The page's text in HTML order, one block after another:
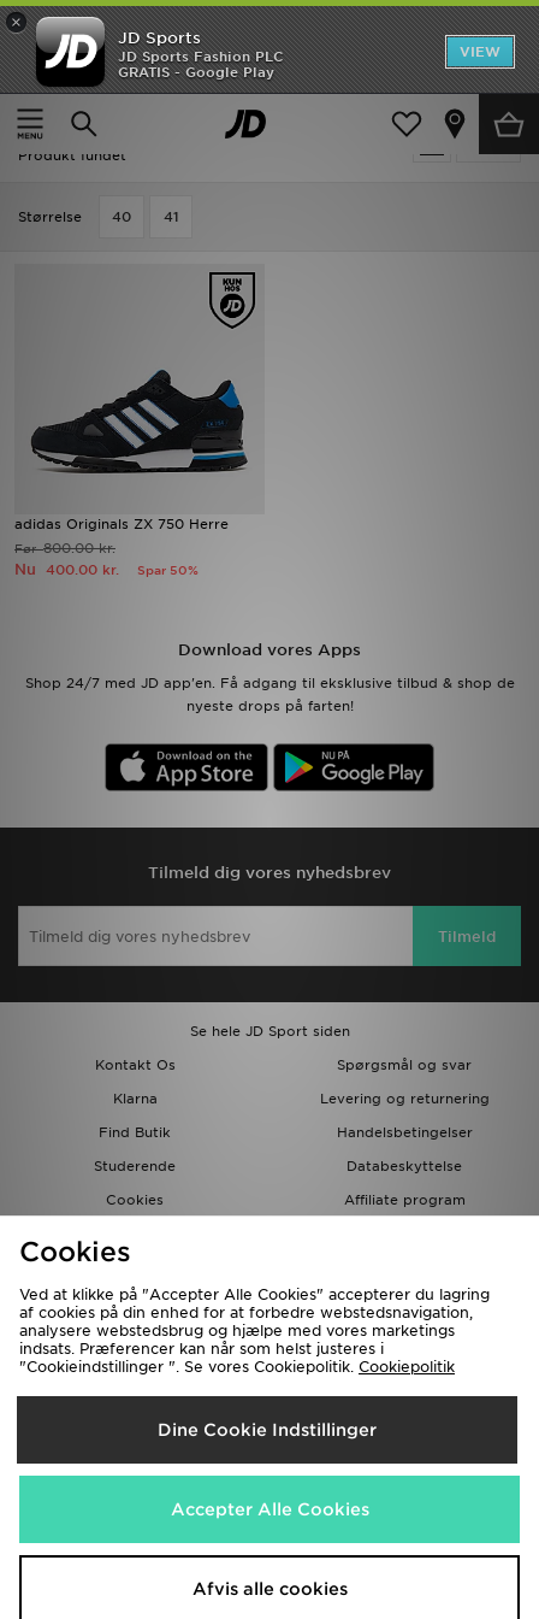
×
JD Sports
JD Sports Fashion PLC
GRATIS - Google Play
VIEW
Hjem
Udsalg | Adidas Originals ZX 750
Udsalg | Adidas Originals ZX 750
Produkt fundet
Størrelse 40 41
adidas Originals ZX 750 Herre
Før800.00 kr.
Nu 400.00 kr. Spar 50%
Download vores Apps
Shop 24/7 med JD app'en. Få adgang til eksklusive tilbud & shop de
nyeste drops på farten!
Tilmeld dig vores nyhedsbrev
Tilmeld
Se hele JD Sport siden
Kontakt Os
Spørgsmål og svar
Klarna
Levering og returnering
Find Butik
Handelsbetingelser
Studerende
Databeskyttelse
Cookies
Affiliate program
Forsendelse Til
Danmark
Vi accepterer de følgende betalingsmetoder
Besøg vores samarbejdspartneres websites
Hjem
Udsalg
Nyheder
Brands
Hjælp & information
Cookies
Ved at klikke på "Accepter Alle Cookies" accepterer du lagring
af cookies på din enhed for at forbedre webstedsnavigation,
analysere webstedsbrug og hjælpe med vores marketings
indsats. Præferencer kan når som helst justeres i
"Cookieindstillinger ". Se vores Cookiepolitik. Cookiepolitik
Dine Cookie Indstillinger
Accepter Alle Cookies
Afvis alle cookies